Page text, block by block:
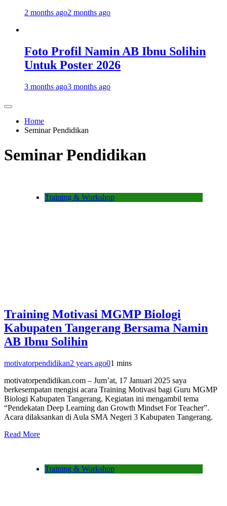
2 months ago2 months ago
Foto Profil Namin AB Ibnu Solihin
Untuk Poster 2026
3 months ago3 months ago
Home
Seminar Pendidikan
Seminar Pendidikan
Training & Workshop
Training Motivasi MGMP Biologi
Kabupaten Tangerang Bersama Namin
AB Ibnu Solihin
motivatorpendidikan2 years ago01 mins
motivatorpendidikan.com – Jum’at, 17 Januari 2025 saya
berkesempatan mengisi acara Training Motivasi bagi Guru MGMP
Biologi Kabupaten Tangerang, Kegiatan ini mengambil tema
“Pendekatan Deep Learning dan Growth Mindset For Teacher”.
Acara dilaksankan di Aula SMA Negeri 3 Kabupaten Tangerang.
Read More
Training & Workshop